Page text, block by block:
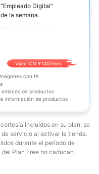
Digital"
la semana.
Valor CN ¥140/mes
con IA
de productos
información de productos
incluidos en su plan; se
servicio al activar la tienda.
durante el período de
Plan Free no caducan.